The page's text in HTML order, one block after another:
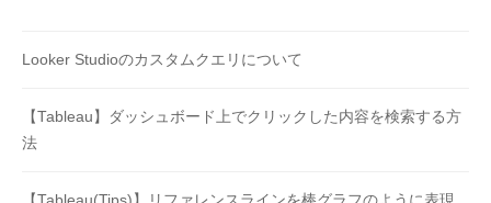
Looker Studioのカスタムクエリについて
【Tableau】ダッシュボード上でクリックした内容を検索する方
法